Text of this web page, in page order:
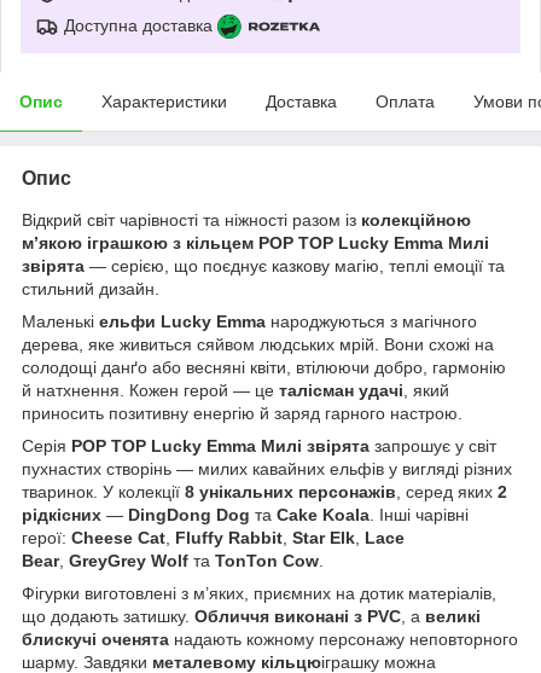
Доступна доставка
Опис Характеристики Доставка Оплата Умови
Опис
Відкрий світ чарівності та ніжності разом із колекційною
м’якою іграшкою з кільцем POP TOP Lucky Emma Милі
звірята — серією, що поєднує казкову магію, теплі емоції та
стильний дизайн.
Маленькі ельфи Lucky Emma народжуються з магічного
дерева, яке живиться сяйвом людських мрій. Вони схожі на
солодощі данґо або весняні квіти, втілюючи добро, гармонію
й натхнення. Кожен герой — це талісман удачі , який
приносить позитивну енергію й заряд гарного настрою.
Серія POP TOP Lucky Emma Милі звірята запрошує у світ
пухнастих створінь — милих кавайних ельфів у вигляді різних
тваринок. У колекції 8 унікальних персонажів , серед яких 2
рідкісних — DingDong Dog та Cake Koala . Інші чарівні
герої: Cheese Cat Fluffy Rabbit Star Elk Lace
Bear, GreyGrey Wolf та TonTon Cow
Фігурки виготовлені з м’яких, приємних на дотик матеріалів,
що додають затишку. Обличчя виконані з PVC , а великі
блискучі оченята надають кожному персонажу неповторного
шарму. Завдяки металевому кільцюіграшку можна